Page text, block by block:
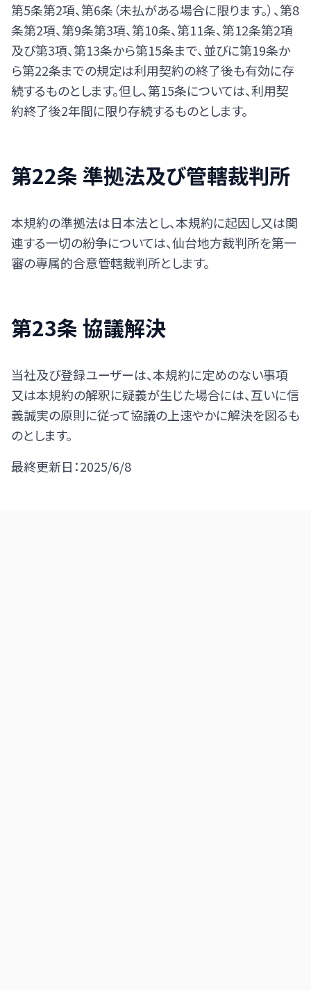
第5条第2項、第6条（未払がある場合に限ります。）、第8
条第2項、第9条第3項、第10条、第11条、第12条第2項
及び第3項、第13条から第15条まで、並びに第19条か
ら第22条までの規定は利用契約の終了後も有効に存
続するものとします。但し、第15条については、利用契
約終了後2年間に限り存続するものとします。
第22条 準拠法及び管轄裁判所
本規約の準拠法は日本法とし、本規約に起因し又は関
連する一切の紛争については、仙台地方裁判所を第一
審の専属的合意管轄裁判所とします。
第23条 協議解決
当社及び登録ユーザーは、本規約に定めのない事項
又は本規約の解釈に疑義が生じた場合には、互いに信
義誠実の原則に従って協議の上速やかに解決を図るも
のとします。
最終更新日：2025/6/8